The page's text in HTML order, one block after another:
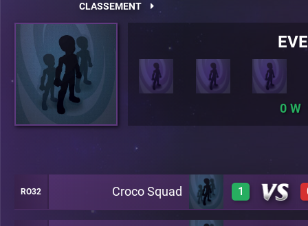
CLASSEMENT
0
RO32 Croco Squad 1